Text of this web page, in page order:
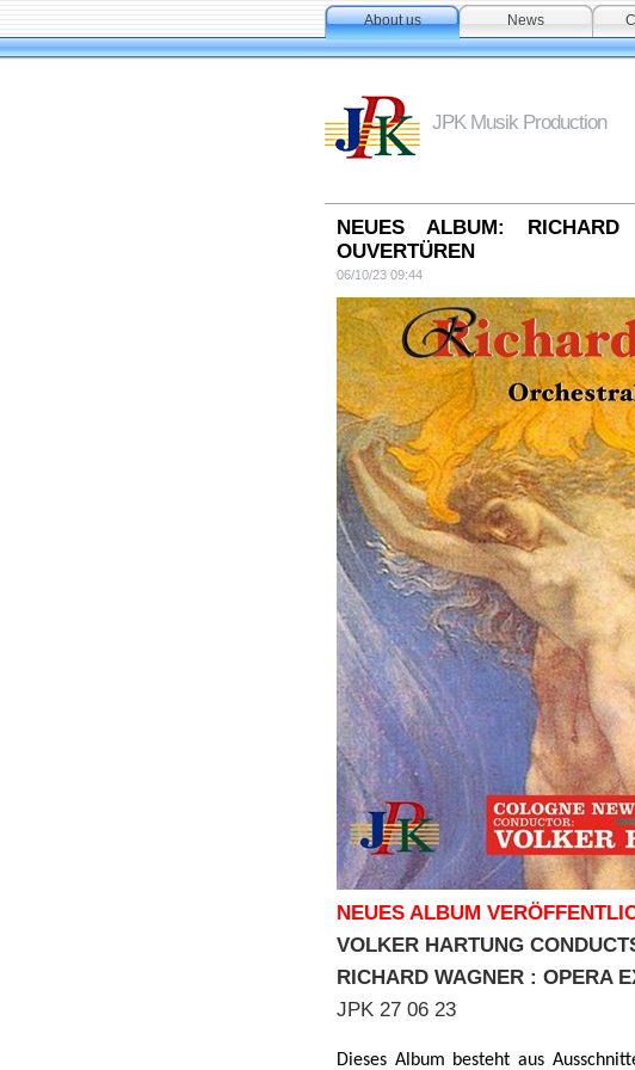
About us News
JPK Musik Production
NEUES ALBUM:
OUVERTÜREN
06/10/23 09:44
NEUES ALBUM
VOLKER HARTUNG
RICHARD WAGNER : OPERA
JPK 27 06 23
Dieses Album besteht aus